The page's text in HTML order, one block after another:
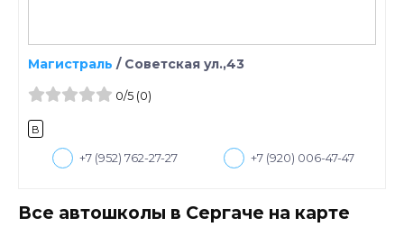
Магистраль / Советская ул.,43
0/5(0)
B
+7 (952) 762-27-27 +7 (920) 006-47-47
Все автошколы в Сергаче на карте